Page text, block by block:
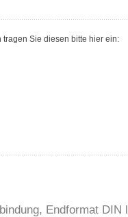
Sie diesen bitte hier ein:
Endformat DIN